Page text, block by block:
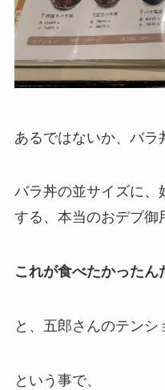
あるではないか、バラ
バラ丼の並サイズに、
する、本当のおデブ御
これが食べたかったん
と、五郎さんのテンシ
という事で、